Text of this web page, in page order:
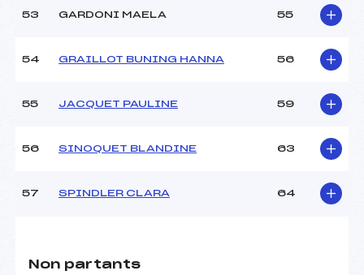
53 GARDONI MAELA 55
54 GRAILLOT BUNING HANNA 56
55 JACQUET PAULINE 59
56 SINOQUET BLANDINE 63
57 SPINDLER CLARA 64
Non partants